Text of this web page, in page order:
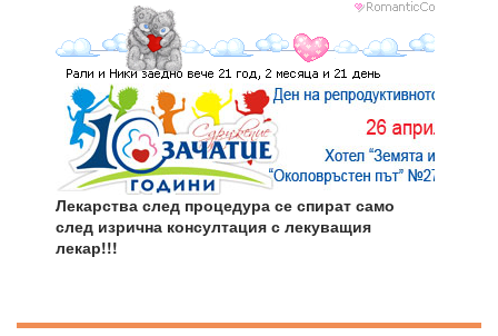
Лекарства след процедура се спират само
след изрична консултация с лекуващия
лекар!!!